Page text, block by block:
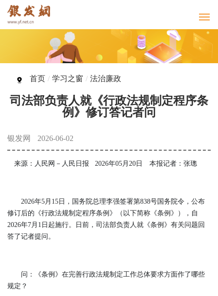
首页 / 学习之窗 / 法治廉政
司法部负责人就《行政法规制定程序条
例》修订答记者问
银发网 2026-06-02
来源：人民网－人民日报 2026年05月20日 本报记者：张璁
2026年5月15日，国务院总理李强签署第838号国务院令，公布
修订后的《行政法规制定程序条例》（以下简称《条例》），自
2026年7月1日起施行。日前，司法部负责人就《条例》有关问题回
答了记者提问。
问：《条例》在完善行政法规制定工作总体要求方面作了哪些
规定？